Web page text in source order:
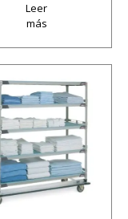
Leer
más